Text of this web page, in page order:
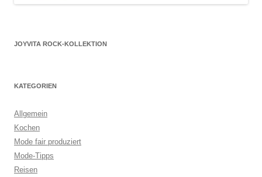
JOYVITA ROCK-KOLLEKTION
KATEGORIEN
Allgemein
Kochen
Mode fair produziert
Mode-Tipps
Reisen